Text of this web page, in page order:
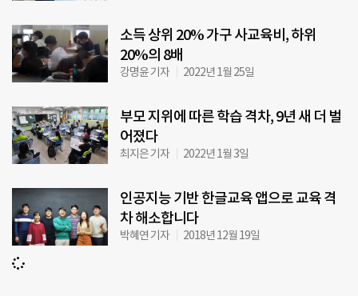
소득 상위 20% 가구 사교육비, 하위
20%의 8배
강명윤 기자 2022년 1월 25일
부모 지위에 따른 학습 격차, 9년 새 더 벌
어졌다
최지은 기자 2022년 1월 3일
인공지능 기반 한글교육 앱으로 교육 격
차 해소합니다
박혜연 기자 2018년 12월 19일